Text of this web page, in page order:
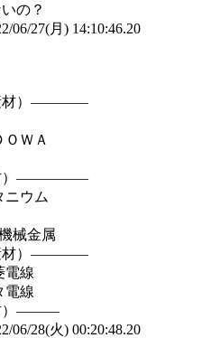
の？
06/27(月) 14:10:46.20
材）――――
ＷＡ
）―――――
ウム
械金属
材）――――
線
電線
）―――
06/28(火) 00:20:48.20